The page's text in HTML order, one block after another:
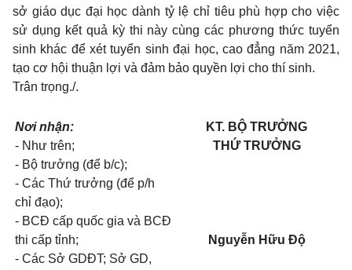
sở giáo dục đại học dành tỷ lệ chỉ tiêu phù hợp cho việc
sử dụng kết quả kỳ thi này cùng các phương thức tuyển
sinh khác để xét tuyển sinh đại học, cao đẳng năm 2021,
tạo cơ hội thuận lợi và đảm bảo quyền lợi cho thí sinh.
Trân trọng./.
Nơi nhận:
- Như trên;
- Bộ trưởng (để b/c);
- Các Thứ trưởng (để p/h
chỉ đạo);
- BCĐ cấp quốc gia và BCĐ
thi cấp tỉnh;
- Các Sở GDĐT; Sở GD,
KT. BỘ TRƯỞNG
THỨ TRƯỞNG
Nguyễn Hữu Độ